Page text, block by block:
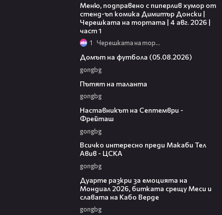
Меню, подправено с пиперлив хумор от
стенд-ъп комика Димитър Донски |
Черешката на тортата | 4 авг. 2026 |
част 1
1 Черешката на тортата
Домът на футбола (05.08.2026)
gongbg
Пътят на таланта
gongbg
Наставникът на Септември -
Фрейташ
gongbg
Всичко интересно преди Макаби Тел
Авив - ЦСКА
gongbg
Дуарте разкри за емоцията на
Мондиал 2026, битката срещу Меси и
славата на Кабо Верде
gongbg